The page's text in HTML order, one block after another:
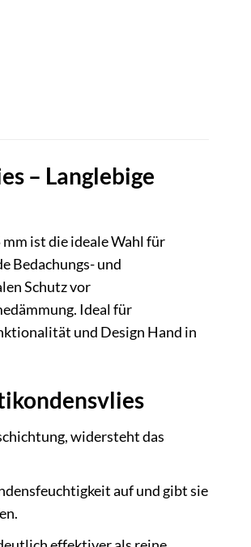
– Langlebige
ist die ideale Wahl für
Bedachungs- und
Schutz vor
Ideal für
und Design Hand in
widersteht das
auf und gibt sie